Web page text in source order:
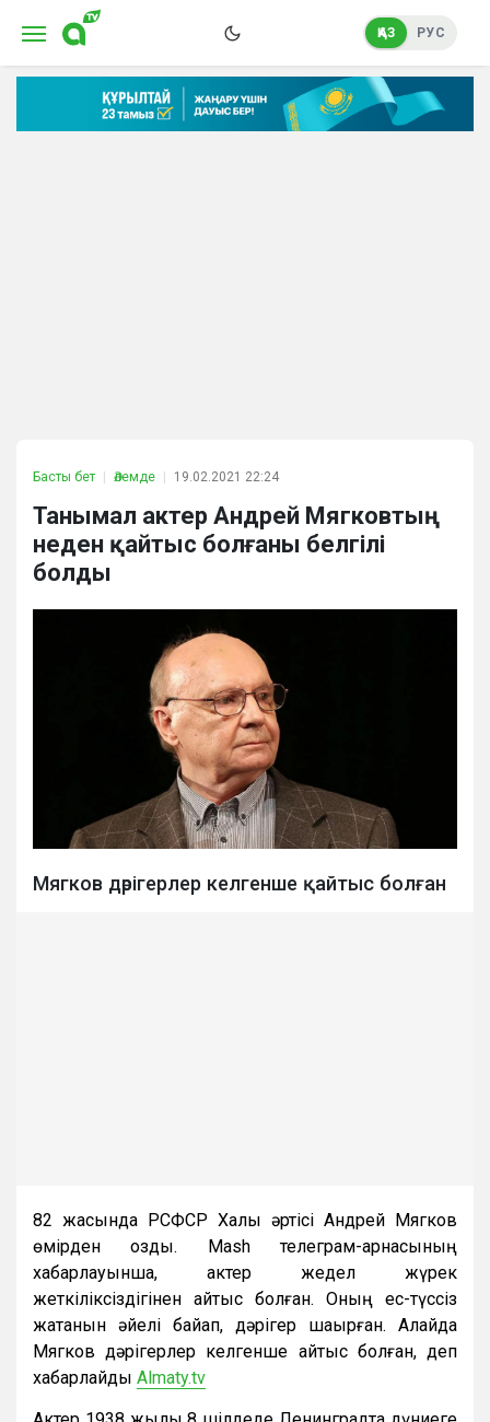
ҚАЗ РУС
Басты бет Әлемде 19.02.2021 22:24
Танымал актер Андрей Мягковтың
неден қайтыс болғаны белгілі
болды
Мягков дәрігерлер келгенше қайтыс болған
82 жасында РСФСР Халық әртісі Андрей Мягков
өмірден озды. Mash телеграм-арнасының
хабарлауынша, актер жедел жүрек
жеткіліксіздігінен қайтыс болған. Оның ес-түссіз
жатқанын әйелі байқап, дәрігер шақырған. Алайда
Мягков дәрігерлер келгенше қайтыс болған, деп
хабарлайды Almaty.tv